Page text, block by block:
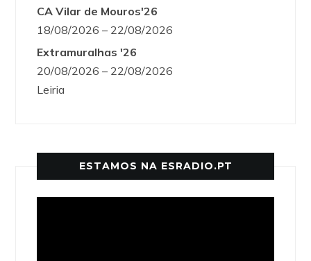
CA Vilar de Mouros'26
18/08/2026 – 22/08/2026
Extramuralhas '26
20/08/2026 – 22/08/2026
Leiria
ESTAMOS NA ESRADIO.PT